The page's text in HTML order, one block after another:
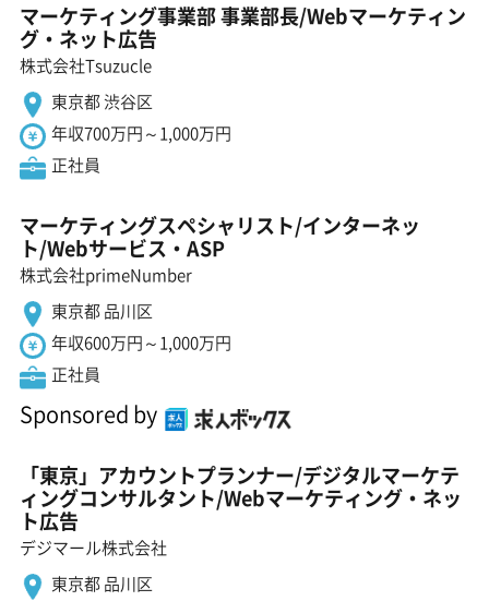
マーケティング事業部 事業部長/Webマーケティン
グ・ネット広告
株式会社Tsuzucle
東京都 渋谷区
年収700万円～1,000万円
正社員
マーケティングスペシャリスト/インターネッ
ト/Webサービス・ASP
株式会社primeNumber
東京都 品川区
年収600万円～1,000万円
正社員
Sponsored by
「東京」アカウントプランナー/デジタルマーケテ
ィングコンサルタント/Webマーケティング・ネッ
ト広告
デジマール株式会社
東京都 品川区